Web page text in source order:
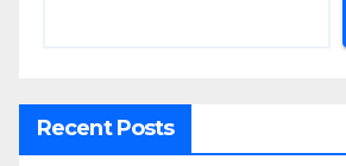
Recent Posts